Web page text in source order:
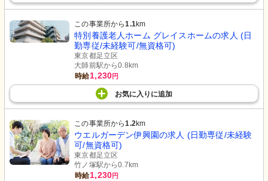
この事業所から1.1km
特別養護老人ホーム グレイスホームの求人 (日
勤専従/未経験可/無資格可)
東京都足立区
大師前駅から0.8km
時給1,230円
お気に入り に追加
この事業所から1.2km
ウエルガーデン伊興園の求人 (日勤専従/未経験
可/無資格可)
東京都足立区
竹ノ塚駅から0.7km
時給1,230円